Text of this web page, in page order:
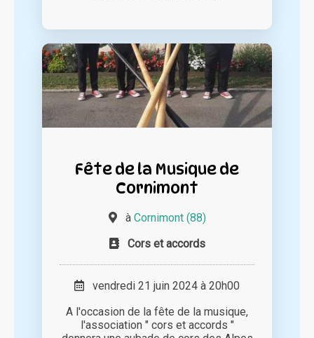
Fête de la Musique de
Cornimont
à Cornimont (88)
Cors et accords
vendredi 21 juin 2024 à 20h00
A l'occasion de la fête de la musique,
l'association " cors et accords "